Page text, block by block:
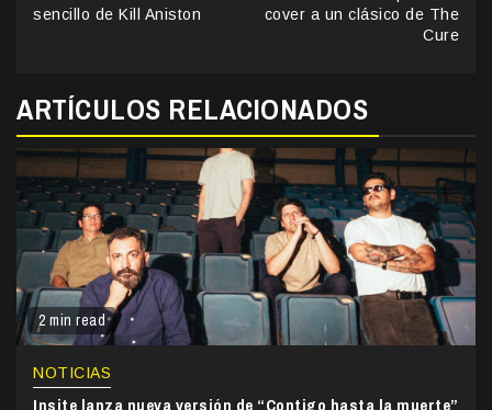
Reading
sencillo de Kill Aniston
cover a un clásico de The
Cure
ARTÍCULOS RELACIONADOS
2 min read
NOTICIAS
Insite lanza nueva versión de “Contigo hasta la muerte”